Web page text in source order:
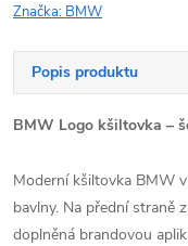
Značka: BMW
Popis produktu
BMW Logo kšiltovka –
Moderní kšiltovka BMW
bavlny. Na přední straně
doplněná brandovou